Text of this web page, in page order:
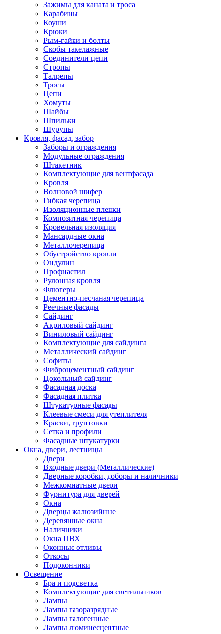
Зажимы для каната и троса
Карабины
Коуши
Крюки
Рым-гайки и болты
Скобы такелажные
Соединители цепи
Стропы
Талрепы
Тросы
Цепи
Хомуты
Шайбы
Шпильки
Шурупы
Кровля, фасад, забор
Заборы и ограждения
Модульные ограждения
Штакетник
Комплектующие для вентфасада
Кровля
Волновой шифер
Гибкая черепица
Изоляционные пленки
Композитная черепица
Кровельная изоляция
Мансардные окна
Металлочерепица
Обустройство кровли
Ондулин
Профнастил
Рулонная кровля
Флюгеры
Цементно-песчаная черепица
Реечные фасады
Сайдинг
Акриловый сайдинг
Виниловый сайдинг
Комплектующие для сайдинга
Металлический сайдинг
Софиты
Фиброцементный сайдинг
Цокольный сайдинг
Фасадная доска
Фасадная плитка
Штукатурные фасады
Клеевые смеси для утеплителя
Краски, грунтовки
Сетка и профили
Фасадные штукатурки
Окна, двери, лестницы
Двери
Входные двери (Металлические)
Дверные коробки, доборы и наличники
Межкомнатные двери
Фурнитура для дверей
Окна
Дверцы жалюзийные
Деревянные окна
Наличники
Окна ПВХ
Оконные отливы
Откосы
Подоконники
Освещение
Бра и подсветка
Комплектующие для светильников
Лампы
Лампы газоразрядные
Лампы галогенные
Лампы люминесцентные